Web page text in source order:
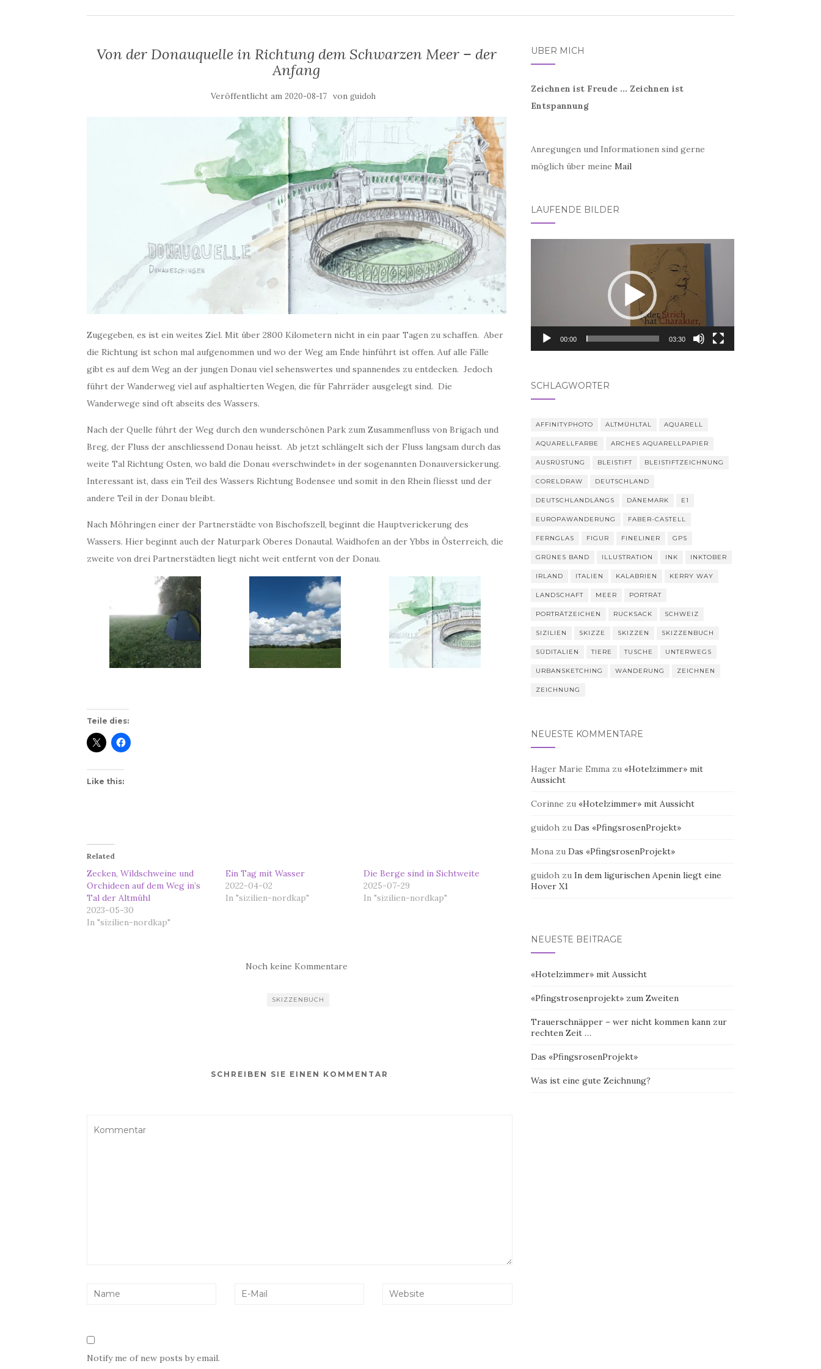
Von der Donauquelle in Richtung dem Schwarzen Meer – der
Anfang
Veröffentlicht am2020-08-17 vonguidoh
Zugegeben, es ist ein weites Ziel. Mit über 2800 Kilometern nicht in ein paar Tagen zu schaffen. Aber
die Richtung ist schon mal aufgenommen und wo der Weg am Ende hinführt ist offen. Auf alle Fälle
gibt es auf dem Weg an der jungen Donau viel sehenswertes und spannendes zu entdecken. Jedoch
führt der Wanderweg viel auf asphaltierten Wegen, die für Fahrräder ausgelegt sind. Die
Wanderwege sind oft abseits des Wassers.
Nach der Quelle führt der Weg durch den wunderschönen Park zum Zusammenfluss von Brigach und
Breg, der Fluss der anschliessend Donau heisst. Ab jetzt schlängelt sich der Fluss langsam durch das
weite Tal Richtung Osten, wo bald die Donau «verschwindet» in der sogenannten Donauversickerung.
Interessant ist, dass ein Teil des Wassers Richtung Bodensee und somit in den Rhein fliesst und der
andere Teil in der Donau bleibt.
Nach Möhringen einer der Partnerstädte von Bischofszell, beginnt die Hauptverickerung des
Wassers. Hier beginnt auch der Naturpark Oberes Donautal. Waidhofen an der Ybbs in Österreich, die
zweite von drei Partnerstädten liegt nicht weit entfernt von der Donau.
Teile dies:
Like this:
Related
Zecken, Wildschweine und
Orchideen auf dem Weg in’s
Tal der Altmühl
2023-05-30
In "sizilien-nordkap"
Ein Tag mit Wasser
2022-04-02
In "sizilien-nordkap"
Die Berge sind in Sichtweite
2025-07-29
In "sizilien-nordkap"
Noch keine Kommentare
SKIZZENBUCH
SCHREIBEN SIE EINEN KOMMENTAR
Notify me of new posts by email.
ÜBER MICH
Zeichnen ist Freude ... Zeichnen ist
Entspannung
Anregungen und Informationen sind gerne
möglich über meine Mail
LAUFENDE BILDER
00:00 03:30
SCHLAGWÖRTER
AFFINITYPHOTO ALTMÜHLTAL AQUARELL
AQUARELLFARBE ARCHES AQUARELLPAPIER
AUSRÜSTUNG BLEISTIFT BLEISTIFTZEICHNUNG
CORELDRAW DEUTSCHLAND
DEUTSCHLANDLÄNGS DÄNEMARK E1
EUROPAWANDERUNG FABER-CASTELL
FERNGLAS FIGUR FINELINER GPS
GRÜNES BAND ILLUSTRATION INK INKTOBER
IRLAND ITALIEN KALABRIEN KERRY WAY
LANDSCHAFT MEER PORTRÄT
PORTRÄTZEICHEN RUCKSACK SCHWEIZ
SIZILIEN SKIZZE SKIZZEN SKIZZENBUCH
SÜDITALIEN TIERE TUSCHE UNTERWEGS
URBANSKETCHING WANDERUNG ZEICHNEN
ZEICHNUNG
NEUESTE KOMMENTARE
Hager Marie Emmazu «Hotelzimmer» mit
Aussicht
Corinne zu «Hotelzimmer» mit Aussicht
guidohzu Das «PfingsrosenProjekt»
Monazu Das «PfingsrosenProjekt»
guidohzu In dem ligurischen Apenin liegt eine
Hover X1
NEUESTE BEITRÄGE
«Hotelzimmer» mit Aussicht
«Pfingstrosenprojekt» zum Zweiten
Trauerschnäpper – wer nicht kommen kann zur
rechten Zeit …
Das «PfingsrosenProjekt»
Was ist eine gute Zeichnung?